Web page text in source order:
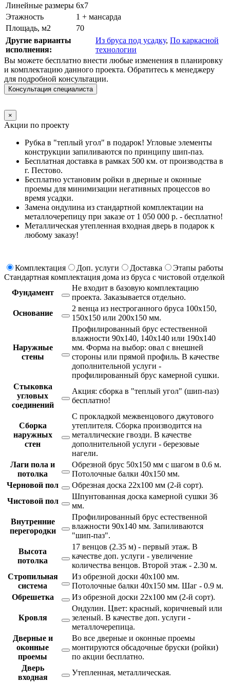
Линейные размеры 6х7
Этажность
1 + мансарда
Площадь, м2
70
Другие варианты
исполнения:
Из бруса под усадку, По каркасной
технологии
Вы можете бесплатно внести любые изменения в планировку
и комплектацию данного проекта. Обратитесь к менеджеру
для подробной консультации.
Консультация специалиста
×
Акции по проекту
Рубка в "теплый угол" в подарок! Угловые элементы
конструкции запиливаются по принципу шип-паз.
Бесплатная доставка в рамках 500 км. от производства в
г. Пестово.
Бесплатно установим ройки в дверные и оконные
проемы для минимизации негативных процессов во
время усадки.
Замена ондулина из стандартной комплектации на
металлочерепицу при заказе от 1 050 000 р. - бесплатно!
Металлическая утепленная входная дверь в подарок к
любому заказу!
Комплектация Доп. услуги Доставка
Этапы работы
Стандартная комплектация дома из бруса с чистовой отделкой
Фундамент
Не входит в базовую комплектацию
проекта. Заказывается отдельно.
Основание
2 венца из нестроганного бруса 100х150,
150х150 или 200х150 мм.
Наружные
стены
Профилированный брус естественной
влажности 90х140, 140х140 или 190х140
мм. Форма на выбор: овал с внешней
стороны или прямой профиль. В качестве
дополнительной услуги -
профилированный брус камерной сушки.
Стыковка
угловых
соединений
Акция: сборка в "теплый угол" (шип-паз)
бесплатно!
Сборка
наружных
стен
С прокладкой межвенцового джутового
утеплителя. Сборка производится на
металлические гвозди. В качестве
дополнительной услуги - березовые
нагели.
Лаги пола и
потолка
Обрезной брус 50х150 мм с шагом в 0.6 м.
Потолочные балки 40х150 мм.
Черновой пол
Обрезная доска 22х100 мм (2-й сорт).
Чистовой пол
Шпунтованная доска камерной сушки 36
мм.
Внутренние
перегородки
Профилированный брус естественной
влажности 90х140 мм. Запиливаются
"шип-паз".
Высота
потолка
17 венцов (2.35 м) - первый этаж. В
качестве доп. услуги - увеличение
количества венцов. Второй этаж - 2.30 м.
Стропильная
система
Из обрезной доски 40х100 мм.
Потолочные балки 40х150 мм. Шаг - 0.9 м.
Обрешетка
Из обрезной доски 22х100 мм (2-й сорт).
Кровля
Ондулин. Цвет: красный, коричневый или
зеленый. В качестве доп. услуги -
металлочерепица.
Дверные и
оконные
проемы
Во все дверные и оконные проемы
монтируются обсадочные бруски (ройки)
по акции бесплатно.
Дверь
входная
Утепленная, металлическая.